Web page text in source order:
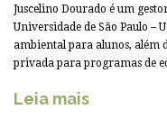
Juscelino Dourado é um
Universidade de São Paulo –
ambiental para alunos, além
privada para programas de
Leia mais